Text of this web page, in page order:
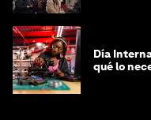
Día
qué lo